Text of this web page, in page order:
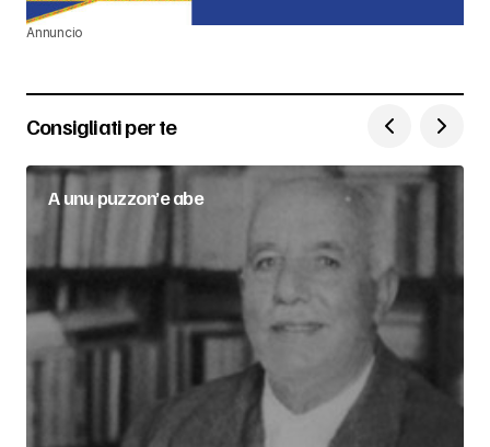
Annuncio
Consigliati per te
A unu puzzon’e abe